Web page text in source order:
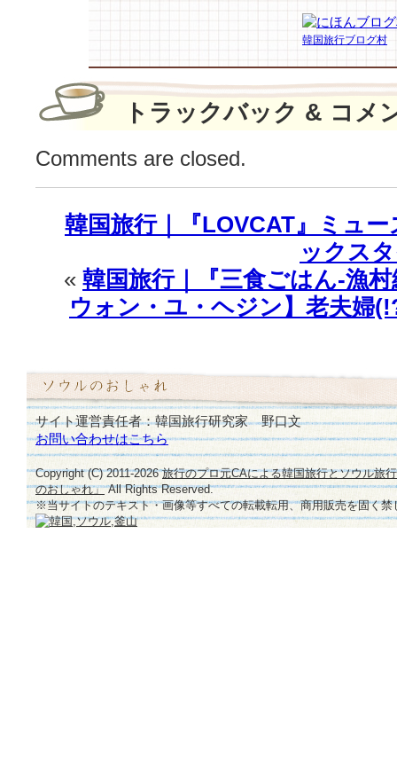
ル
ッ
微
ま
は
韓国旅行ブログ村
トラックバック & コメ
Comments are closed.
韓国旅行｜『LOVCAT』ミュ
ックス
« 韓国旅行｜『三食ごはん-漁
ウォン・ユ・ヘジン】老夫婦
サイト運営責任者：韓国旅行研究家 野口文
お問い合わせはこちら
Copyright (C) 2011-2026旅行のプロ元CAによる韓国旅行とソウル旅
のおしゃれ」All Rights Reserved.
※当サイトのテキスト・画像等すべての転載転用、商用販売を固く禁